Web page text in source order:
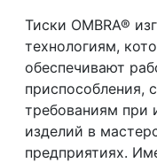
Тиски OMBRA®
технологиям,
обеспечивают
приспособления,
требованиям при
изделий в
предприятиях.